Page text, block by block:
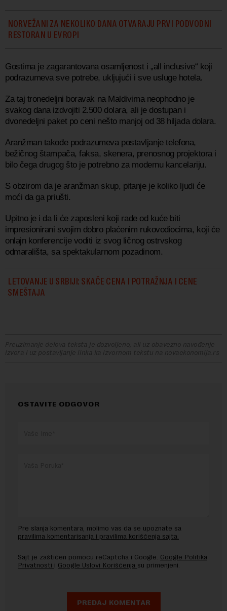
NORVEŽANI ZA NEKOLIKO DANA OTVARAJU PRVI PODVODNI
RESTORAN U EVROPI
Gostima je zagarantovana osamljenost i „all inclusive“ koji
podrazumeva sve potrebe, ukljujući i sve usluge hotela.
Za taj tronedeljni boravak na Maldivima neophodno je
svakog dana izdvojiti 2.500 dolara, ali je dostupan i
dvonedeljni paket po ceni nešto manjoj od 38 hiljada dolara.
Aranžman takođe podrazumeva postavljanje telefona,
bežičnog štampača, faksa, skenera, prenosnog projektora i
bilo čega drugog što je potrebno za modernu kancelariju.
S obzirom da je aranžman skup, pitanje je koliko ljudi će
moći da ga priušti.
Upitno je i da li će zaposleni koji rade od kuće biti
impresionirani svojim dobro plaćenim rukovodiocima, koji će
onlajn konferencije voditi iz svog ličnog ostrvskog
odmarališta, sa spektakularnom pozadinom.
LETOVANJE U SRBIJI: SKAČE CENA I POTRAŽNJA I CENE
SMEŠTAJA
Preuzimanje delova teksta je dozvoljeno, ali uz obavezno navođenje
izvora i uz postavljanje linka ka izvornom tekstu na novaekonomija.rs
OSTAVITE ODGOVOR
Pre slanja komentara, molimo vas da se upoznate sa
pravilima komentarisanja i pravilima korišćenja sajta.
Sajt je zaštićen pomocu reCaptcha i Google. Google Politika
Privatnosti i Google Uslovi Korišćenja su primenjeni.